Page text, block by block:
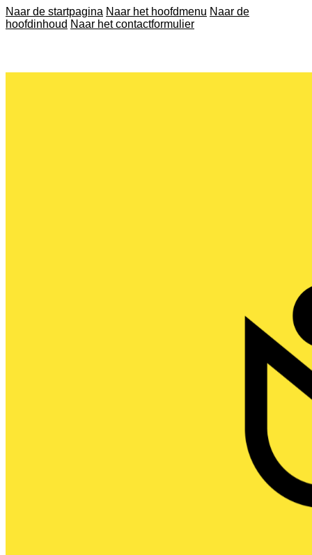
Naar de startpagina Naar het hoofdmenu Naar de
hoofdinhoud Naar het contactformulier